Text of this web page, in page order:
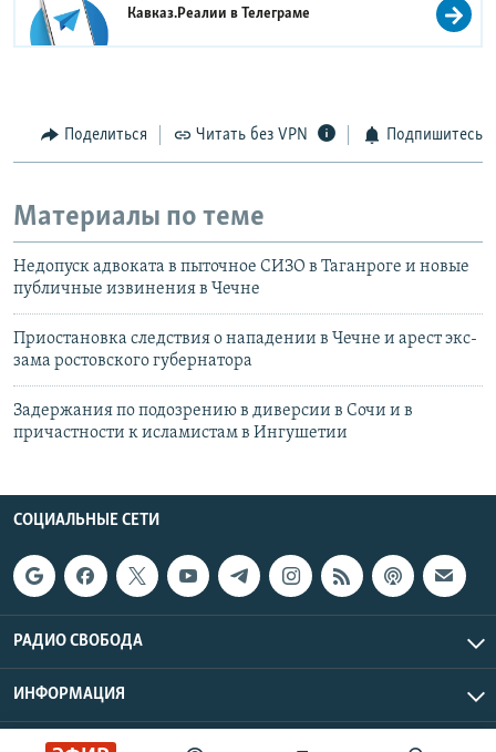
Кавказ.Реалии вТелеграме
Поделиться Читать без VPN Подпишитесь
Материалы по теме
Недопуск адвоката в пыточное СИЗО в Таганроге и новые
публичные извинения в Чечне
Приостановка следствия о нападении в Чечне и арест экс-
зама ростовского губернатора
Задержания по подозрению в диверсии в Сочи и в
причастности к исламистам в Ингушетии
СОЦИАЛЬНЫЕ СЕТИ
РАДИО СВОБОДА
ИНФОРМАЦИЯ